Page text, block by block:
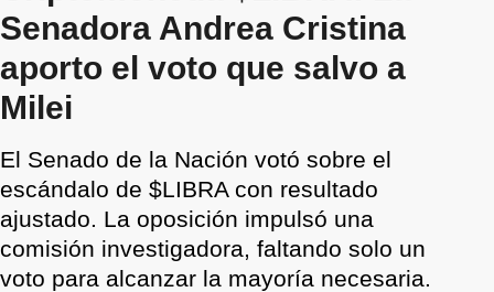
Senadora Andrea Cristina
aporto el voto que salvo a
Milei
El Senado de la Nación votó sobre el
escándalo de $LIBRA con resultado
ajustado. La oposición impulsó una
comisión investigadora, faltando solo un
voto para alcanzar la mayoría necesaria.